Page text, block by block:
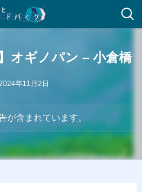
オギノパン – 小倉橋
年11月2日
が含まれています。